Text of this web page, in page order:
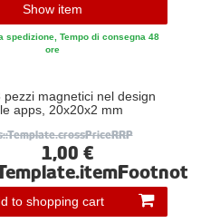
Show item
spedizione, Tempo di consegna 48
ore
pezzi magnetici nel design
apps, 20x20x2 mm
1,00 €
to shopping cart